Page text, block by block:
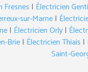
Fresnes | Électricien
sur-Marne|
| Électricien Orly|
Brie| Électricien Thiais |
Saint-